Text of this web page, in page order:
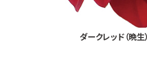
ダークレッド（晩生）